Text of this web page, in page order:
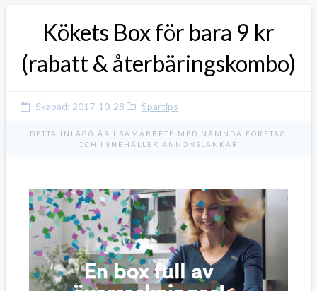
Kökets Box för bara 9 kr
(rabatt & återbäringskombo)
Skapad: 2017-10-28 Spartips
DETTA INLÄGG ÄR I SAMARBETE MED NÄMNDA FÖRETAG
OCH INNEHÅLLER ANNONSLÄNKAR